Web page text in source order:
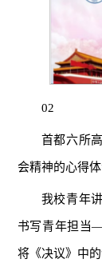
02
首都六所
会精神的心得体
我校青年
书写青年担当
将《决议》中